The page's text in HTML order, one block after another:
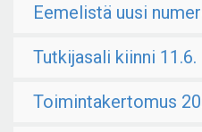
Eemelistä uusi
Tutkijasali kiinni
Toimintakertomus